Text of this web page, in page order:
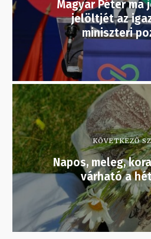
Magyar Péter ma
jelöltjét az
miniszteri
KÖVETKEZŐ
Napos, meleg,
várható a